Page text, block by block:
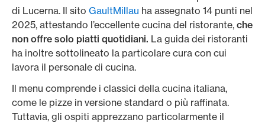
di Lucerna. Il sito GaultMillau ha assegnato 14 punti nel
2025, attestando l’eccellente cucina del ristorante, che
non offre solo piatti quotidiani. La guida dei ristoranti
ha inoltre sottolineato la particolare cura con cui
lavora il personale di cucina.
Il menu comprende i classici della cucina italiana,
come le pizze in versione standard o più raffinata.
Tuttavia, gli ospiti apprezzano particolarmente il